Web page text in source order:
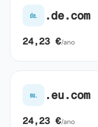
de. .de.com
24,23 €/ano
eu. .eu.com
24,23 €/ano